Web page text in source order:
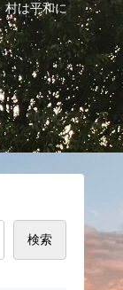
村は平和に
検索